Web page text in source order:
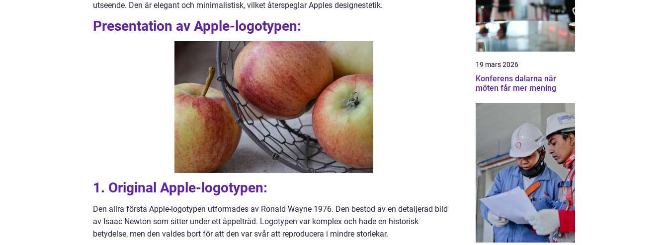
utseende. Den är elegant och minimalistisk, vilket återspeglar Apples designestetik.
Presentation av Apple-logotypen:
1. Original Apple-logotypen:
Den allra första Apple-logotypen utformades av Ronald Wayne 1976. Den bestod av en detaljerad bild
av Isaac Newton som sitter under ett äppelträd. Logotypen var komplex och hade en historisk
betydelse, men den valdes bort för att den var svår att reproducera i mindre storlekar.
19 mars 2026
Konferens dalarna när
möten får mer mening